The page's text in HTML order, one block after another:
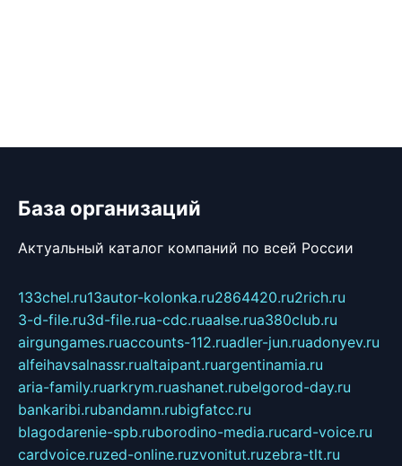
База организаций
Актуальный каталог компаний по всей России
133chel.ru13autor-kolonka.ru2864420.ru2rich.ru
3-d-file.ru3d-file.rua-cdc.ruaalse.rua380club.ru
airgungames.ruaccounts-112.ruadler-jun.ruadonyev.ru
alfeihavsalnassr.rualtaipant.ruargentinamia.ru
aria-family.ruarkrym.ruashanet.rubelgorod-day.ru
bankaribi.rubandamn.rubigfatcc.ru
blagodarenie-spb.ruborodino-media.rucard-voice.ru
cardvoice.ruzed-online.ruzvonitut.ruzebra-tlt.ru